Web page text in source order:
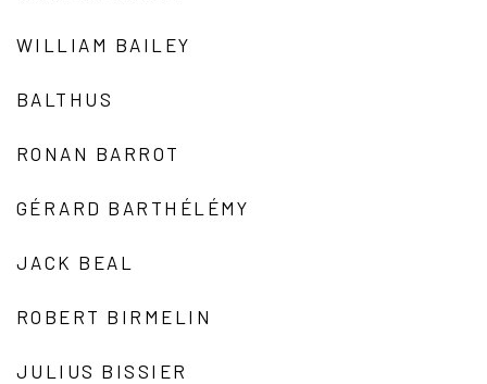
WILLIAM BAILEY
BALTHUS
RONAN BARROT
GÉRARD BARTHÉLÉMY
JACK BEAL
ROBERT BIRMELIN
JULIUS BISSIER